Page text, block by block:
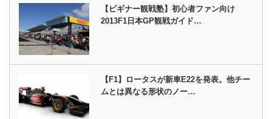
【ビギナー観戦塾】初心者ファン向け
2013F1日本GP観戦ガイド…
【F1】ロータスが新車E22を発表。他チー
ムとは異なる形状のノー…